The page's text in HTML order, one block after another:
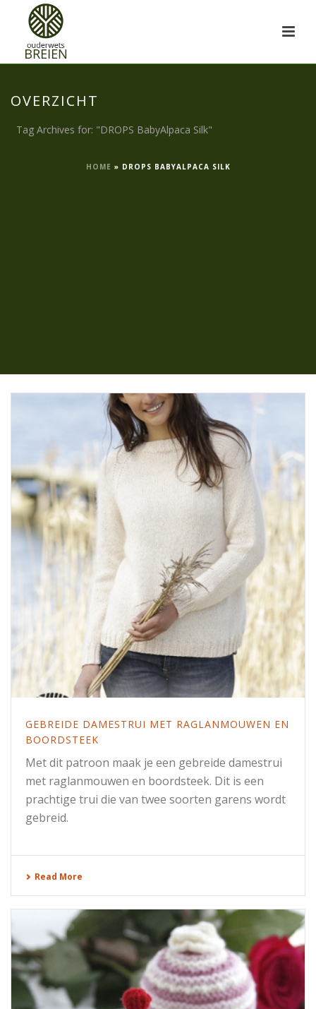
OVERZICHT
Tag Archives for: "DROPS BabyAlpaca Silk"
HOME » DROPS BABYALPACA SILK
GEBREIDE DAMESTRUI MET RAGLANMOUWEN EN
BOORDSTEEK
Met dit patroon maak je een gebreide damestrui
met raglanmouwen en boordsteek. Dit is een
prachtige trui die van twee soorten garens wordt
gebreid.
Read More